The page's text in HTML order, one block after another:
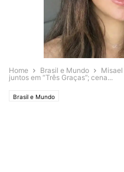
Home Brasil e Mundo
juntos em “Três Graças”; cena...
Brasil e Mundo